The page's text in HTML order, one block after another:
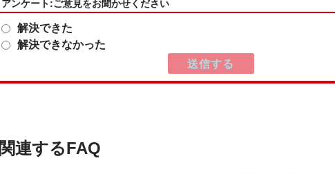
アンケート:ご意見をお聞かせください
解決できた
解決できなかった
関連するFAQ